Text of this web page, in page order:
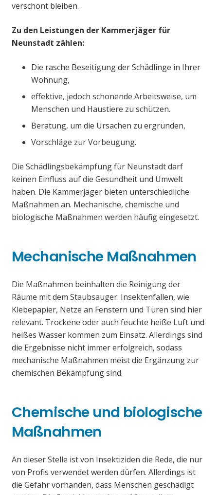
verschont bleiben.
Zu den Leistungen der Kammerjäger für
Neunstadt zählen:
Die rasche Beseitigung der Schädlinge in Ihrer
Wohnung,
effektive, jedoch schonende Arbeitsweise, um
Menschen und Haustiere zu schützen.
Beratung, um die Ursachen zu ergründen,
Vorschläge zur Vorbeugung.
Die Schädlingsbekämpfung für Neunstadt darf
keinen Einfluss auf die Gesundheit und Umwelt
haben. Die Kammerjäger bieten unterschiedliche
Maßnahmen an. Mechanische, chemische und
biologische Maßnahmen werden häufig eingesetzt.
Mechanische Maßnahmen
Die Maßnahmen beinhalten die Reinigung der
Räume mit dem Staubsauger. Insektenfallen, wie
Klebepapier, Netze an Fenstern und Türen sind hier
relevant. Trockene oder auch feuchte heiße Luft und
heißes Wasser kommen zum Einsatz. Allerdings sind
die Ergebnisse nicht immer erfolgreich, sodass
mechanische Maßnahmen meist die Ergänzung zur
chemischen Bekämpfung sind.
Chemische und biologische
Maßnahmen
An dieser Stelle ist von Insektiziden die Rede, die nur
von Profis verwendet werden dürfen. Allerdings ist
die Gefahr vorhanden, dass Menschen geschädigt